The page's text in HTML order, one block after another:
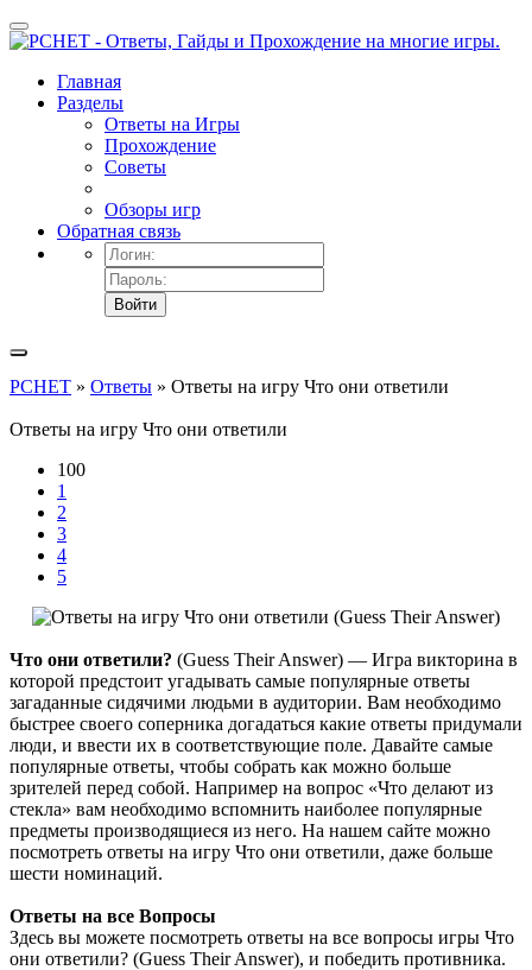
Главная
Разделы
Ответы на Игры
Прохождение
Советы
Обзоры игр
Обратная связь
Войти
PCHET » Ответы » Ответы на игру Что они ответили
Ответы на игру Что они ответили
100
1
2
3
4
5
Что они ответили? (Guess Their Answer) — Игра викторина в
которой предстоит угадывать самые популярные ответы
загаданные сидячими людьми в аудитории. Вам необходимо
быстрее своего соперника догадаться какие ответы придумали
люди, и ввести их в соответствующие поле. Давайте самые
популярные ответы, чтобы собрать как можно больше
зрителей перед собой. Например на вопрос «Что делают из
стекла» вам необходимо вспомнить наиболее популярные
предметы производящиеся из него. На нашем сайте можно
посмотреть ответы на игру Что они ответили, даже больше
шести номинаций.
Ответы на все Вопросы
Здесь вы можете посмотреть ответы на все вопросы игры Что
они ответили? (Guess Their Answer), и победить противника.